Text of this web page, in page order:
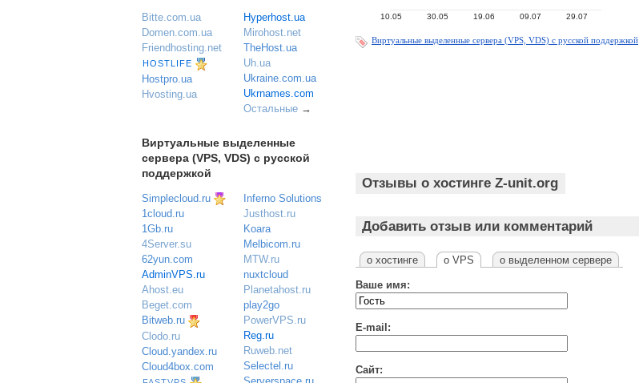
10.05 30.05 19.06 09.07 29.07
Виртуальные выделенные сервера (VPS, VDS) с русской поддержкой
Отзывы о хостинге Z-unit.org
Добавить отзыв или комментарий
о хостинге о VPS о выделенном сервере
Ваше имя:
E-mail:
Сайт:
Bitte.com.ua
Domen.com.ua
Friendhosting.net
HOSTLIFE
Hostpro.ua
Hvosting.ua
Hyperhost.ua
Mirohost.net
TheHost.ua
Uh.ua
Ukraine.com.ua
Ukrnames.com
Остальные →
Виртуальные выделенные
сервера (VPS, VDS) с русской
поддержкой
Simplecloud.ru
1cloud.ru
1Gb.ru
4Server.su
62yun.com
AdminVPS.ru
Ahost.eu
Beget.com
Bitweb.ru
Clodo.ru
Cloud.yandex.ru
Cloud4box.com
Inferno Solutions
Justhost.ru
Koara
Melbicom.ru
MTW.ru
nuxtcloud
Planetahost.ru
play2go
PowerVPS.ru
Reg.ru
Ruweb.net
Selectel.ru